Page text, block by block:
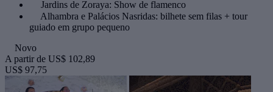
Jardins de Zoraya: Show de flamenco
Alhambra e Palácios Nasridas: bilhete sem filas + tour
guiado em grupo pequeno
Novo
A partir de US$ 102,89
US$ 97,75